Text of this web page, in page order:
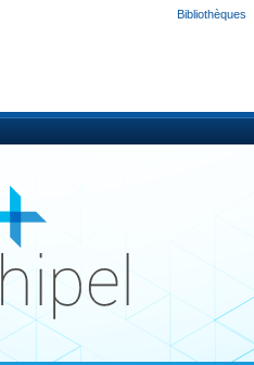
Bibliothèques